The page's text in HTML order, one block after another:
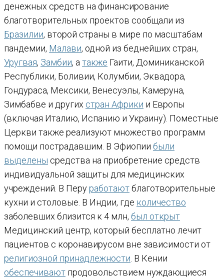
денежных средств на финансирование
благотворительных проектов сообщали из
Бразилии, второй страны в мире по масштабам
пандемии, Малави, одной из беднейших стран,
Уругвая, Замбии, а также Гаити, Доминиканской
Республики, Боливии, Колумбии, Эквадора,
Гондураса, Мексики, Венесуэлы, Камеруна,
Зимбабве и других стран Африки и Европы
(включая Италию, Испанию и Украину). Поместные
Церкви также реализуют множество программ
помощи пострадавшим. В Эфиопии были
выделены средства на приобретение средств
индивидуальной защиты для медицинских
учреждений. В Перуработаютблаготворительные
кухни и столовые. В Индии, где количество
заболевших близится к 4 млн, был открыт
Медицинский центр, который бесплатно лечит
пациентов с коронавирусом вне зависимости от
религиозной принадлежности . В Кении
обеспечивают продовольствием нуждающиеся